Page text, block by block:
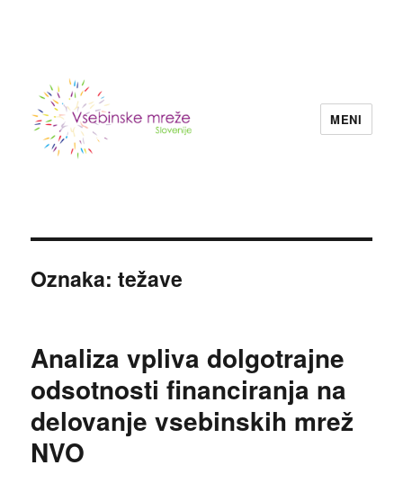
organizacij Slovenije
MENI
Oznaka:težave
Analiza vpliva dolgotrajne
odsotnosti financiranja na
delovanje vsebinskih mrež
NVO